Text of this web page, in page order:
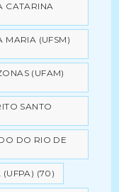
CATARINA
MARIA (UFSM)
(UFAM)
SANTO
DO RIO DE
(UFPA) (70)